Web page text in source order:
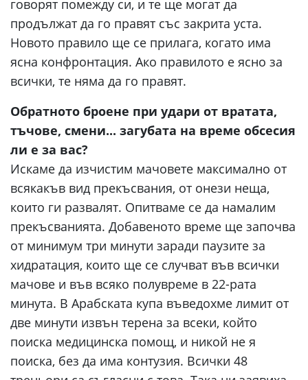
говорят помежду си, и те ще могат да
продължат да го правят със закрита уста.
Новото правило ще се прилага, когато има
ясна конфронтация. Ако правилото е ясно за
всички, те няма да го правят.
Обратното броене при удари от вратата,
тъчове, смени... загубата на време обсесия
ли е за вас?
Искаме да изчистим мачовете максимално от
всякакъв вид прекъсвания, от онези неща,
които ги развалят. Опитваме се да намалим
прекъсванията. Добавеното време ще започва
от минимум три минути заради паузите за
хидратация, които ще се случват във всички
мачове и във всяко полувреме в 22-рата
минута. В Арабската купа въведохме лимит от
две минути извън терена за всеки, който
поиска медицинска помощ, и никой не я
поиска, без да има контузия. Всички 48